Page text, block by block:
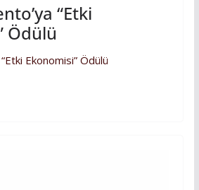
“Etki
Ödülü
Ekonomisi” Ödülü